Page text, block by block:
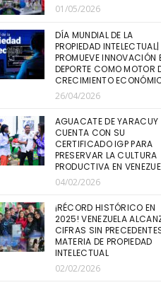
01/05/2026
DÍA MUNDIAL DE LA
PROPIEDAD INTELECTUAL|
PROMUEVE INNOVACIÓN
DEPORTE COMO MOTOR
CRECIMIENTO
26/04/2026
AGUACATE DE YARACUY
CUENTA CON SU
CERTIFICADO IGP PARA
PRESERVAR LA CULTURA
PRODUCTIVA EN
04/02/2026
¡RÉCORD HISTÓRICO EN
2025! VENEZUELA
CIFRAS SIN
MATERIA DE PROPIEDAD
INTELECTUAL
02/02/2026